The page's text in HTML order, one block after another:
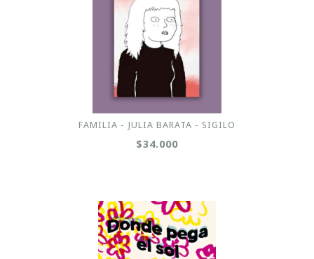
FAMILIA - JULIA BARATA - SIGILO
$34.000